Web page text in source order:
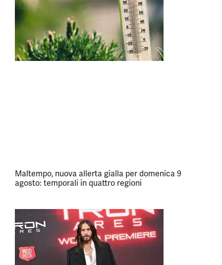
Maltempo, nuova allerta gialla per domenica 9
agosto: temporali in quattro regioni